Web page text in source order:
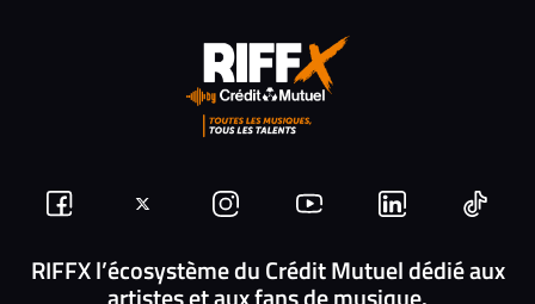
Suivez-
nous
Suivez-
nous
Nous
rejoindre
Nous
rejoindre
Nous
rejoindre
Nous
RIFFX l’écosystème du Crédit Mutuel dédié aux